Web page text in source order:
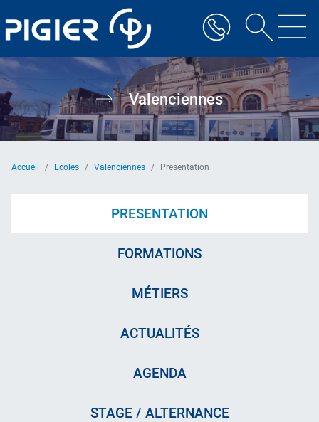
au
contenu
Valenciennes
Accueil Ecoles Valenciennes Presentation
PRESENTATION
FORMATIONS
MÉTIERS
ACTUALITÉS
AGENDA
STAGE / ALTERNANCE